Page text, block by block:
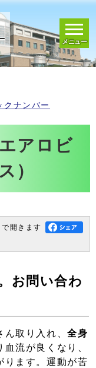
メニュー
クナンバー
アロビ
）
開きます
お問い合わ
ん取り入れ、全身
流が良くなり、
ります。運動が苦